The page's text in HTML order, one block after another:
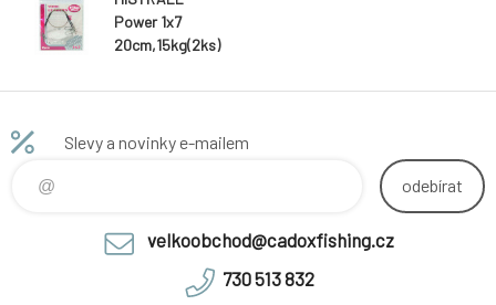
Power 1x7
20cm,15kg(2ks)
Slevy a novinky e-mailem
odebírat
velkoobchod@cadoxfishing.cz
730 513 832